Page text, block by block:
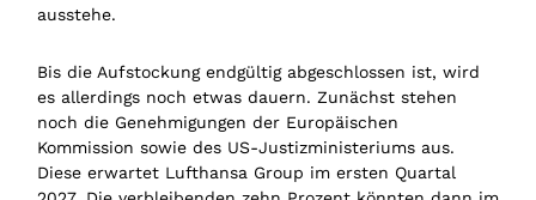
ausstehe.
Bis die Aufstockung endgültig abgeschlossen ist, wird
es allerdings noch etwas dauern. Zunächst stehen
noch die Genehmigungen der Europäischen
Kommission sowie des US-Justizministeriums aus.
Diese erwartet Lufthansa Group im ersten Quartal